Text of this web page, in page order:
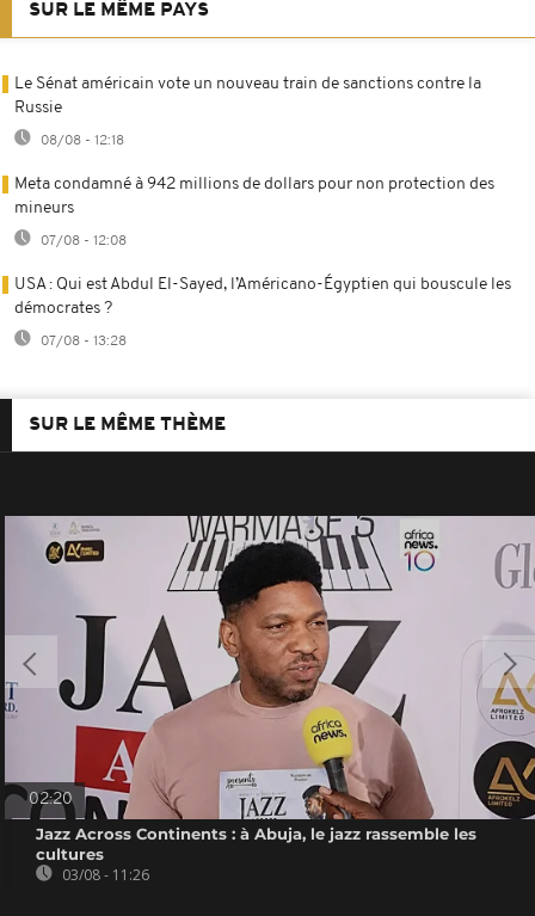
SUR LE MÊME PAYS
Le Sénat américain vote un nouveau train de sanctions contre la
Russie
08/08 - 12:18
Meta condamné à 942 millions de dollars pour non protection des
mineurs
07/08 - 12:08
USA : Qui est Abdul El-Sayed, l’Américano-Égyptien qui bouscule les
démocrates ?
07/08 - 13:28
SUR LE MÊME THÈME
02:20
Jazz Across Continents : à Abuja, le jazz rassemble les
cultures
03/08 - 11:26